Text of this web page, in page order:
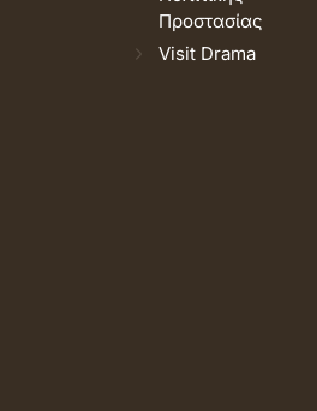
Προστασίας
Visit Drama